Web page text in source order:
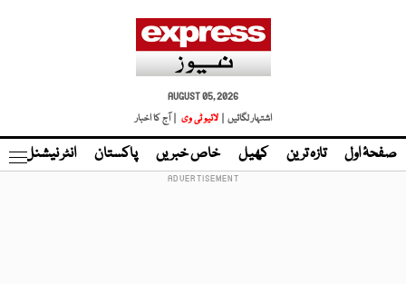
AUGUST 05, 2026
اشتہار لگائیں |
لائیو ٹی وی | آج کا اخبار
صفحۂ اول تازہ ترین کھیل خاص خبریں پاکستان انٹر نیشنل